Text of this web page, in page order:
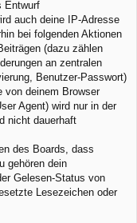
Entwurf
auch deine IP-Adresse
bei folgenden Aktionen
(dazu zählen
an zentralen
Benutzer-Passwort)
von deinem Browser
Agent) wird nur in der
nicht dauerhaft
des Boards, dass
gehören dein
Gelesen-Status von
Lesezeichen oder